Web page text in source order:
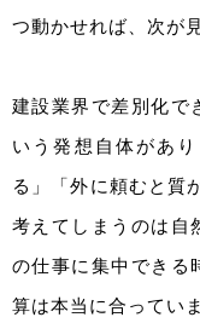
つ動かせれば、次が
建設業界で差別化で
いう発想自体があ
る」「外に頼むと質
考えてしまうのは自
の仕事に集中できる
算は本当に合ってい